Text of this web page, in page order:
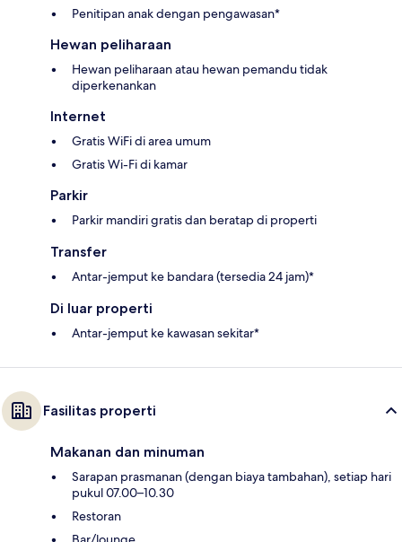
Penitipan anak dengan pengawasan*
Hewan peliharaan
Hewan peliharaan atau hewan pemandu tidak
diperkenankan
Internet
Gratis WiFi di area umum
Gratis Wi-Fi di kamar
Parkir
Parkir mandiri gratis dan beratap di properti
Transfer
Antar-jemput ke bandara (tersedia 24 jam)*
Di luar properti
Antar-jemput ke kawasan sekitar*
Fasilitas properti
Makanan dan minuman
Sarapan prasmanan (dengan biaya tambahan), setiap hari
pukul 07.00–10.30
Restoran